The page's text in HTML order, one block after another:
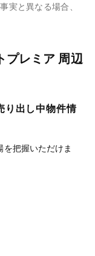
実と異なる場合、
プレミア 周辺
り出し中物件情
を把握いただけま